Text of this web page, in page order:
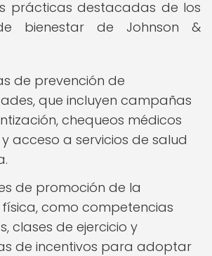
prácticas destacadas de los
bienestar de Johnson &
de prevención de
que incluyen campañas
chequeos médicos
acceso a servicios de salud
de promoción de la
como competencias
clases de ejercicio y
de incentivos para adoptar